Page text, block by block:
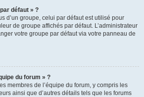
défaut » ?
d’un groupe, celui par défaut est utilisé pour
de groupe affichés par défaut. L’administrateur
votre groupe par défaut via votre panneau de
du forum » ?
membres de l’équipe du forum, y compris les
ainsi que d’autres détails tels que les forums